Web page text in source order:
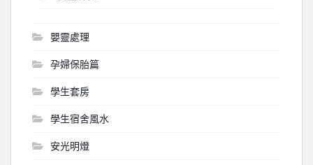
嬰靈處理
孕婦保胎篇
學生套房
學生宿舍風水
安光明燈